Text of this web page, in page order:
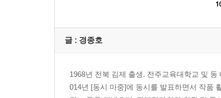
글 : 경종호
1968년 전북 김제 출생. 전주교육대학교 및
014년 [동시 마중]에 동시를 발표하면서 작품